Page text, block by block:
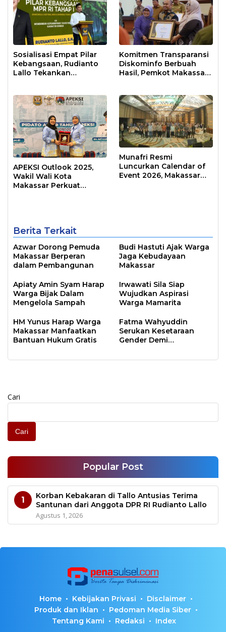
Sosialisasi Empat Pilar
Kebangsaan, Rudianto
Lallo Tekankan
Komitmen Transparansi
Diskominfo Berbuah
Hasil, Pemkot Makassar
APEKSI Outlook 2025,
Wakil Wali Kota
Makassar Perkuat
Munafri Resmi
Luncurkan Calendar of
Event 2026, Makassar
Berita Terkait
Azwar Dorong Pemuda
Makassar Berperan
dalam Pembangunan
Budi Hastuti Ajak Warga
Jaga Kebudayaan
Makassar
Apiaty Amin Syam Harap
Warga Bijak Dalam
Mengelola Sampah
Irwawati Sila Siap
Wujudkan Aspirasi
Warga Mamarita
HM Yunus Harap Warga
Makassar Manfaatkan
Bantuan Hukum Gratis
Fatma Wahyuddin
Serukan Kesetaraan
Gender Demi
Cari
Cari
Popular Post
1
Korban Kebakaran di Tallo Antusias Terima
Santunan dari Anggota DPR RI Rudianto Lallo
Agustus 1, 2026
Home Kebijakan Privasi
Disclaimer
Produk dan Iklan
Pedoman Media Siber
Tentang Kami
Redaksi Index